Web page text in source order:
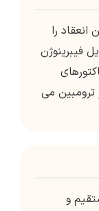
انعقاد را
فیبرینوژن
از ترومبین می
و